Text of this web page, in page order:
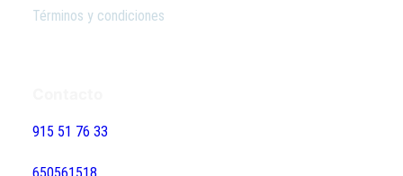
Términos y condiciones
915 51 76 33